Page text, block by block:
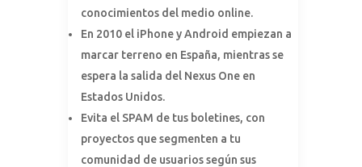
conocimientos del medio online.
En 2010 el iPhone y Android empiezan a
marcar terreno en España, mientras se
espera la salida del Nexus One en
Estados Unidos.
Evita el SPAM de tus boletines, con
proyectos que segmenten a tu
comunidad de usuarios según sus